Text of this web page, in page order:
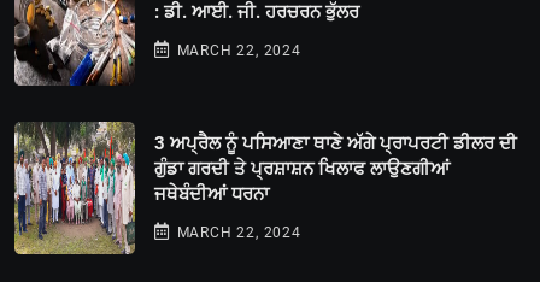
: ਡੀ. ਆਈ. ਜੀ. ਹਰਚਰਨ ਭੁੱਲਰ
MARCH 22, 2024
3 ਅਪ੍ਰੈਲ ਨੂੰ ਪਸਿਆਣਾ ਥਾਣੇ ਅੱਗੇ ਪ੍ਰਾਪਰਟੀ ਡੀਲਰ ਦੀ
ਗੁੰਡਾ ਗਰਦੀ ਤੇ ਪ੍ਰਸ਼ਾਸ਼ਨ ਖਿਲਾਫ ਲਾਉਣਗੀਆਂ
ਜਥੇਬੰਦੀਆਂ ਧਰਨਾ
MARCH 22, 2024